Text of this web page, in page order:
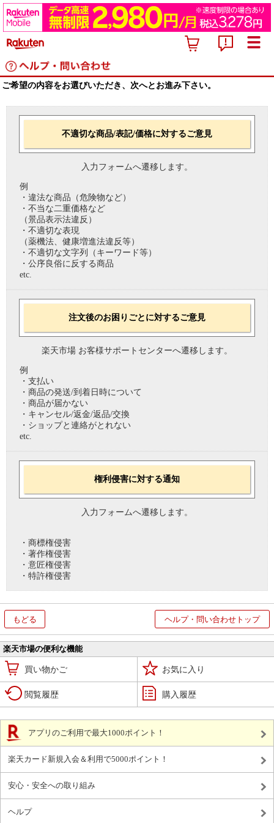
ご希望の内容をお選びいただき、次へとお進み下さい。
不適切な商品/表記/価格に対するご意見
入力フォームへ遷移します。
例
・違法な商品（危険物など）
・不当な二重価格など
（景品表示法違反）
・不適切な表現
（薬機法、健康増進法違反等）
・不適切な文字列（キーワード等）
・公序良俗に反する商品
etc.
注文後のお困りごとに対するご意見
楽天市場 お客様サポートセンターへ遷移します。
例
・支払い
・商品の発送/到着日時について
・商品が届かない
・キャンセル/返金/返品/交換
・ショップと連絡がとれない
etc.
権利侵害に対する通知
入力フォームへ遷移します。
・商標権侵害
・著作権侵害
・意匠権侵害
・特許権侵害
もどる ヘルプ・問い合わせトップ
楽天市場の便利な機能
買い物かご お気に入り
閲覧履歴 購入履歴
アプリのご利用で最大1000ポイント！
楽天カード新規入会＆利用で5000ポイント！
安心・安全への取り組み
ヘルプ